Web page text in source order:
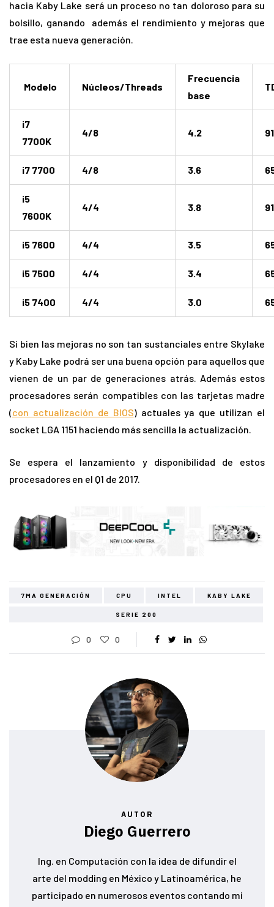
hacia Kaby Lake será un proceso no tan doloroso para su
bolsillo, ganando además el rendimiento y mejoras que
trae esta nueva generación.
Modelo Núcleos/Threads
Frecuencia
base
i7
7700K
4/8 4.2
i7 7700 4/8 3.6
i5
7600K
4/4 3.8
i5 7600 4/4 3.5
i5 7500 4/4 3.4
i5 7400 4/4 3.0
Si bien las mejoras no son tan sustanciales entre Skylake
y Kaby Lake podrá ser una buena opción para aquellos que
vienen de un par de generaciones atrás. Además estos
procesadores serán compatibles con las tarjetas madre
(con actualización de BIOS) actuales ya que utilizan el
socket LGA 1151 haciendo más sencilla la actualización.
Se espera el lanzamiento y disponibilidad de estos
procesadores en el Q1 de 2017.
7MA GENERACIÓN CPU INTEL KABY LAKE
SERIE 200
0 0
AUTOR
Diego Guerrero
Ing. en Computación con la idea de difundir el
arte del modding en México y Latinoamérica, he
participado en numerosos eventos contando mi